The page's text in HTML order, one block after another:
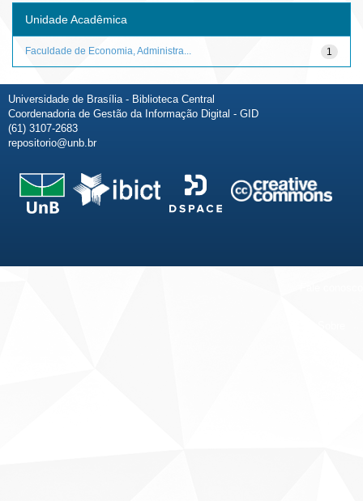
Unidade Acadêmica
1
Faculdade de Economia, Administra...
Universidade de Brasília - Biblioteca Central
Coordenadoria de Gestão da Informação Digital - GID
(61) 3107-2683
repositorio@unb.br